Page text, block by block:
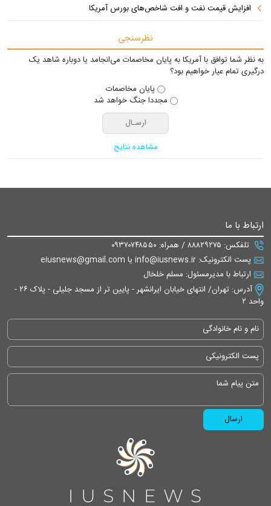
افزایش قیمت نفت و افت شاخص‌های بورس آمریکا
نظرسنجی
به نظر شما توافق با آمریکا به پایان مخاصمات می‌انجامد یا دوباره شاهد یک
درگیری تمام عیار خواهیم بود؟
پایان مخاصمات
مجددا جنگ خواهد شد
مشاهده نتایج
ارتباط با ما
تلفکس: ۸۸۸۲۹۲۷۵ / همراه: ۰۹۳۷۰۷۴۸۵۵۰
پست الکترونیک: info@iusnews.ir یا eiusnews@gmail.com
ارتباط با مدیرمسئول: مسلم خلخال
آدرس: تهران/ انتهای خیابان ایرانشهر - پایین تر از مسجد جلیلی - پلاک ۲۶ -
واحد ۲